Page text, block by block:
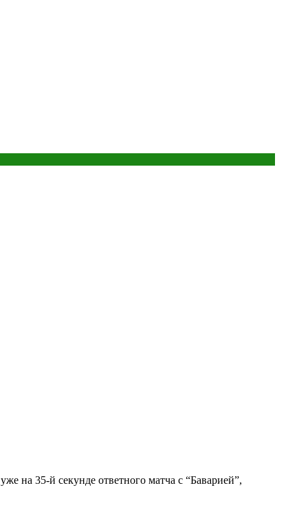
на 35-й секунде ответного матча с “Баварией”,